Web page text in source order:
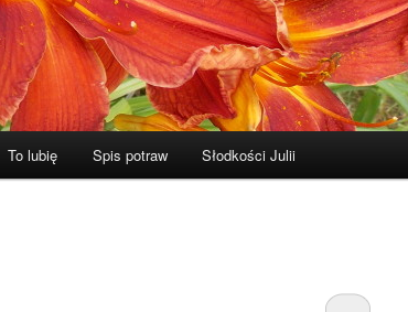
To lubię Spis potraw Słodkości Julii